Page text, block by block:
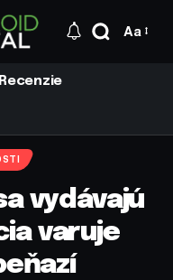
Aa
Recenzie
vydávajú
varuje